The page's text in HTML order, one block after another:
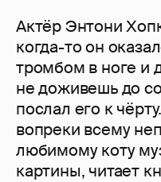
Актёр Энтони
когда-то он
тромбом в ноге и
не доживешь до
послал его к
вопреки всему
любимому коту
картины, читает